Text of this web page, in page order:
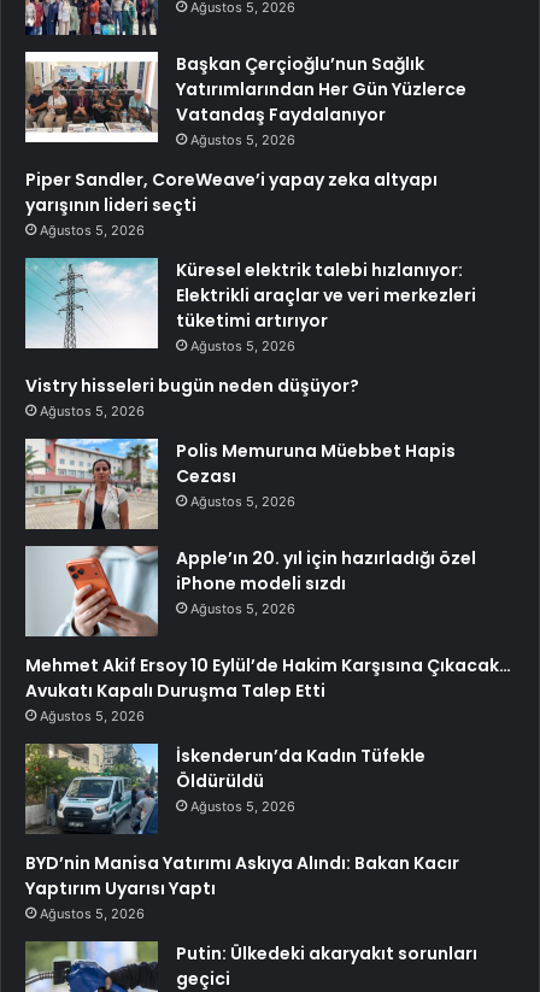
Ağustos 5, 2026
Başkan Çerçioğlu’nun Sağlık
Yatırımlarından Her Gün Yüzlerce
Vatandaş Faydalanıyor
Ağustos 5, 2026
Piper Sandler, CoreWeave’i yapay zeka altyapı
yarışının lideri seçti
Ağustos 5, 2026
Küresel elektrik talebi hızlanıyor:
Elektrikli araçlar ve veri merkezleri
tüketimi artırıyor
Ağustos 5, 2026
Vistry hisseleri bugün neden düşüyor?
Ağustos 5, 2026
Polis Memuruna Müebbet Hapis
Cezası
Ağustos 5, 2026
Apple’ın 20. yıl için hazırladığı özel
iPhone modeli sızdı
Ağustos 5, 2026
Mehmet Akif Ersoy 10 Eylül’de Hakim Karşısına Çıkacak…
Avukatı Kapalı Duruşma Talep Etti
Ağustos 5, 2026
İskenderun’da Kadın Tüfekle
Öldürüldü
Ağustos 5, 2026
BYD’nin Manisa Yatırımı Askıya Alındı: Bakan Kacır
Yaptırım Uyarısı Yaptı
Ağustos 5, 2026
Putin: Ülkedeki akaryakıt sorunları
geçici